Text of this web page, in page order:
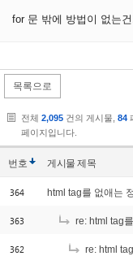
for 문 밖에 방법이 없는
목록으로
전체 2,095 건의 게시물, 84
페이지입니다.
번호 게시물제목
364
363 re: html tag를 없애
362 re: html tag를 없